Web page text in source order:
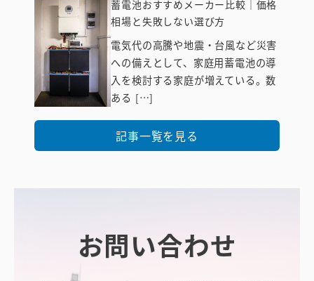
サステナビリ
ティ
蓄電池おすすめメーカー比較｜価格
相場と失敗しない選び方
電気代の高騰や地震・台風など災害
への備えとして、家庭用蓄電池の導
入を検討する家庭が増えている。数
ある […]
記事一覧を見る
お問い合わせ